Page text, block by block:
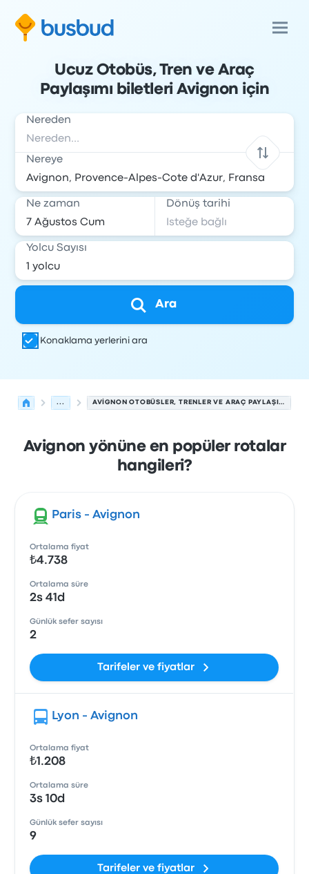
Ucuz Otobüs, Tren ve Araç
Paylaşımı biletleri Avignon için
Nereden
Nereye
Ne zaman Dönüş tarihi
Yolcu Sayısı
Ara
Konaklama yerlerini ara
... AVIGNON OTOBÜSLER, TRENLER VE ARAÇ PAYLAŞIMLARI.
Avignon yönüne en popüler rotalar
hangileri?
Paris - Avignon
Ortalama fiyat
₺4.738
Ortalama süre
2s 41d
Günlük sefer sayısı
2
Tarifeler ve fiyatlar
Lyon - Avignon
Ortalama fiyat
₺1.208
Ortalama süre
3s 10d
Günlük sefer sayısı
9
Tarifeler ve fiyatlar